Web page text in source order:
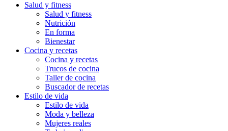
Salud y fitness
Salud y fitness
Nutrición
En forma
Bienestar
Cocina y recetas
Cocina y recetas
Trucos de cocina
Taller de cocina
Buscador de recetas
Estilo de vida
Estilo de vida
Moda y belleza
Mujeres reales